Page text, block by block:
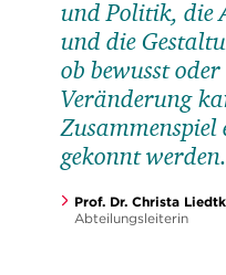
und Politik, die
und die
ob bewusst
Veränderung
Zusammenspiel
gekonnt werden.
Prof. Dr. Christa
Abteilungsleiterin